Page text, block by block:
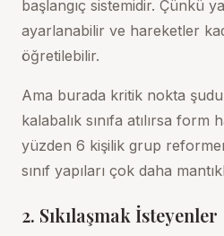
başlangıç sistemidir. Çünkü
ayarlanabilir ve hareketler
öğretilebilir.
Ama burada kritik nokta
kalabalık sınıfa atılırsa form
yüzden 6 kişilik grup
sınıf yapıları çok daha
2. Sıkılaşmak İsteyenler